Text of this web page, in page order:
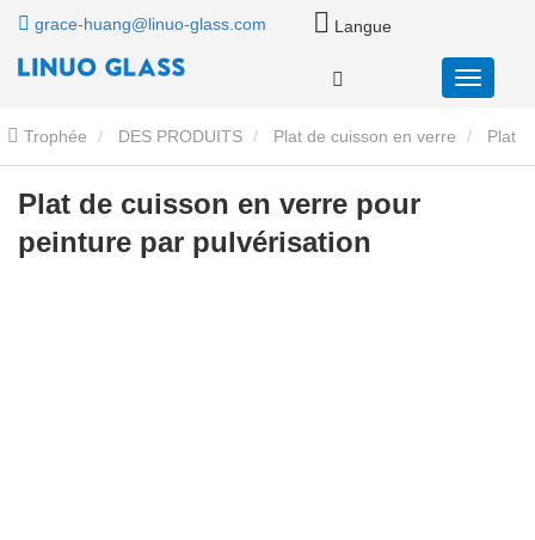
grace-huang@linuo-glass.com Langue
Trophée DES PRODUITS Plat de cuisson en verre Plat
de cuisson rectangulaire en verre
peinture par pulvérisation
Plat de cuisson en verre pour
peinture par pulvérisation